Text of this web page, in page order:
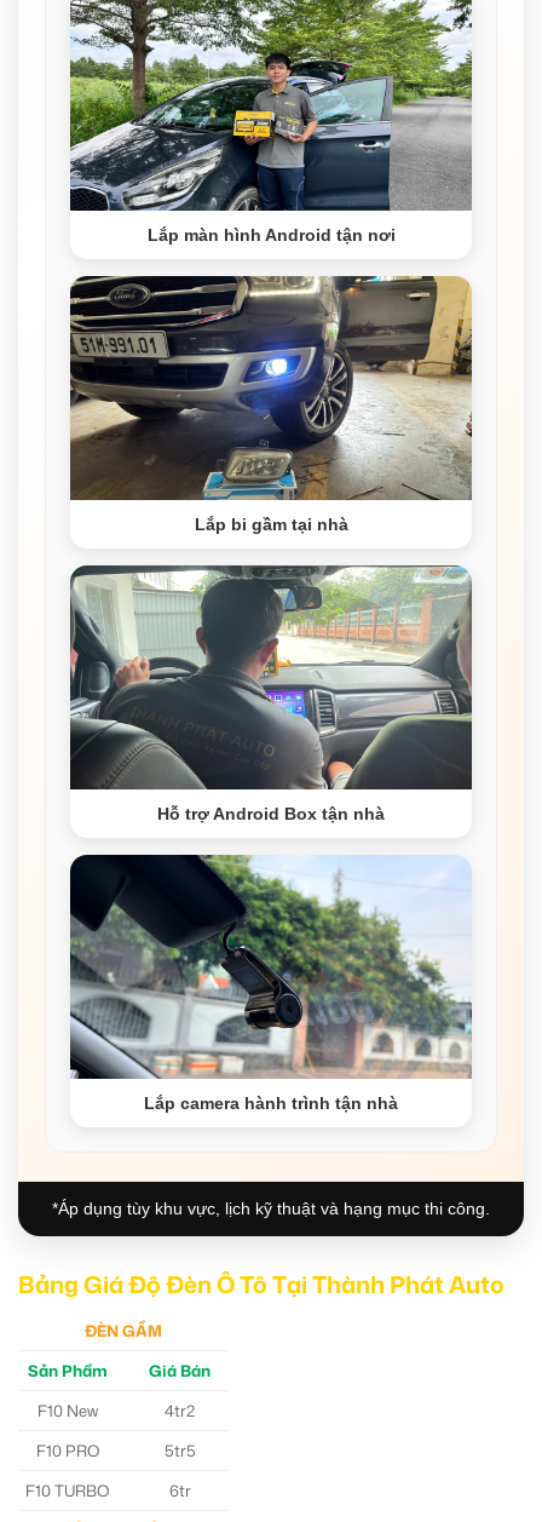
Lắp màn hình Android tận nơi
Lắp bi gầm tại nhà
Hỗ trợ Android Box tận nhà
Lắp camera hành trình tận nhà
*Áp dụng tùy khu vực, lịch kỹ thuật và hạng mục thi công.
Bảng Giá Độ Đèn Ô Tô Tại Thành Phát Auto
ĐÈN GẦM
Sản Phẩm
Giá Bán
F10 New
4tr2
F10 PRO
5tr5
F10 TURBO
6tr